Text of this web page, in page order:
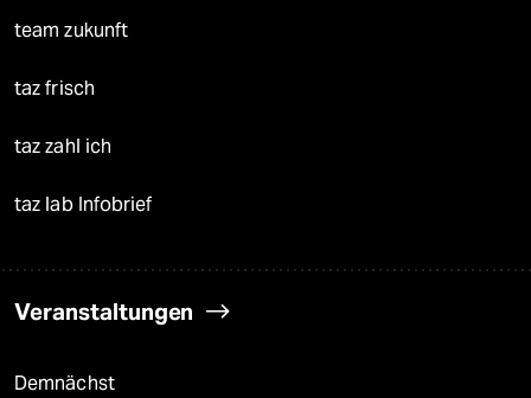
team zukunft
taz frisch
taz zahl ich
taz lab Infobrief
Veranstaltungen
Demnächst